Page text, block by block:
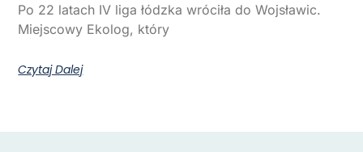
Po 22 latach IV liga łódzka wróciła do Wojsławic.
Miejscowy Ekolog, który
Czytaj Dalej